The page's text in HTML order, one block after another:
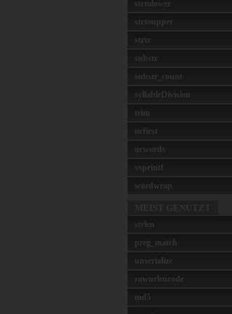
strtolower
strtoupper
strtr
substr
substr_count
syllableDivision
trim
ucfirst
ucwords
vsprintf
wordwrap
strlen
preg_match
unserialize
rawurlencode
md5